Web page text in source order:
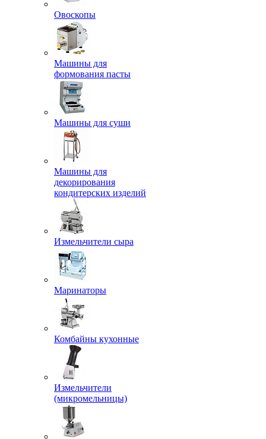
Овоскопы
Машины для
формования пасты
Машины для суши
Машины для
декорирования
кондитерских изделий
Измельчители сыра
Маринаторы
Комбайны кухонные
Измельчители
(микромельницы)